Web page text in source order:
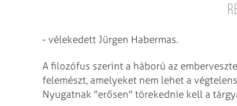
- vélekedett Jürgen Habermas.
A filozófus szerint a háború az
felemészt, amelyeket nem lehet a
Nyugatnak "erősen" törekednie kell a